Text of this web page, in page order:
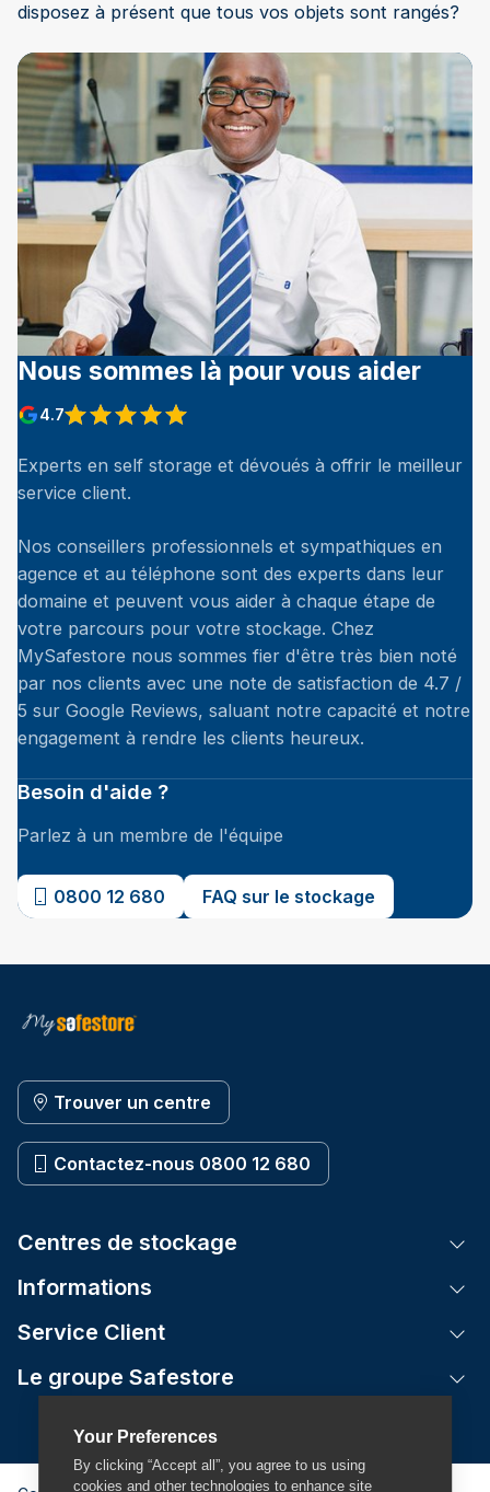
Your Preferences
By clicking “Accept all”, you agree to us using
cookies and other technologies to enhance site
disposez à présent que tous vos objets sont rangés?
Nous sommes là pour vous aider
4.7
Experts en self storage et dévoués à offrir le meilleur
service client.
Nos conseillers professionnels et sympathiques en
agence et au téléphone sont des experts dans leur
domaine et peuvent vous aider à chaque étape de
votre parcours pour votre stockage. Chez
MySafestore nous sommes fier d'être très bien noté
par nos clients avec une note de satisfaction de 4.7 /
5 sur Google Reviews, saluant notre capacité et notre
engagement à rendre les clients heureux.
Besoin d'aide ?
Parlez à un membre de l'équipe
0800 12 680 FAQ sur le stockage
Trouver un centre
Contactez-nous 0800 12 680
Centres de stockage
Informations
Service Client
Le groupe Safestore